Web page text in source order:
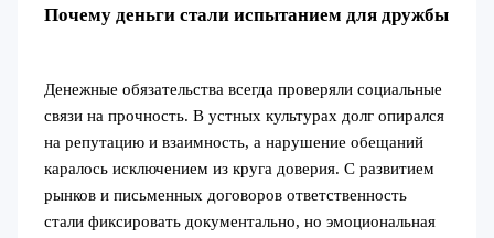
Почему деньги стали испытанием для дружбы
Денежные обязательства всегда проверяли социальные
связи на прочность. В устных культурах долг опирался
на репутацию и взаимность, а нарушение обещаний
каралось исключением из круга доверия. С развитием
рынков и письменных договоров ответственность
стали фиксировать документально, но эмоциональная